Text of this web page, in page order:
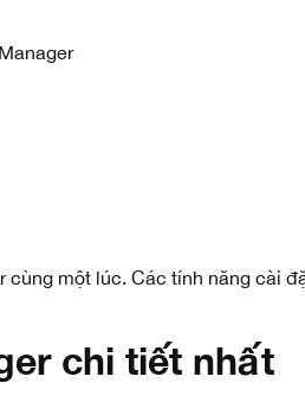
cùng một lúc. Các tính năng cài
chi tiết nhất